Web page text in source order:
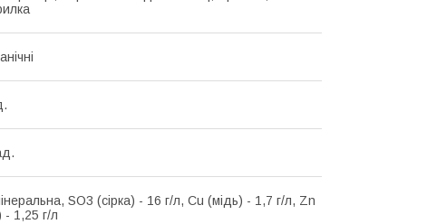
SO3 (сірка) - 16 г/л, Cu (мідь) - 1,7 г/л, Zn
- 1,25 г/л